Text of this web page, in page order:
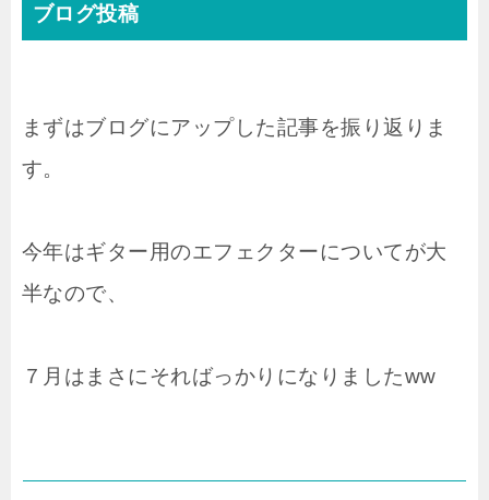
ブログ投稿
まずはブログにアップした記事を振り返りま
す。
今年はギター用のエフェクターについてが大
半なので、
７月はまさにそればっかりになりましたww